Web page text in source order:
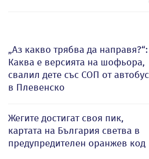
„Аз какво трябва да направя?“:
Каква е версията на шофьора,
свалил дете със СОП от автобус
в Плевенско
Жегите достигат своя пик,
картата на България светва в
предупредителен оранжев код